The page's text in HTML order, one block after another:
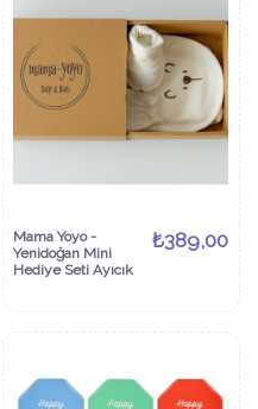
Mama Yoyo -
Yenidoğan Mini
Hediye Seti Ayıcık
₺389,00